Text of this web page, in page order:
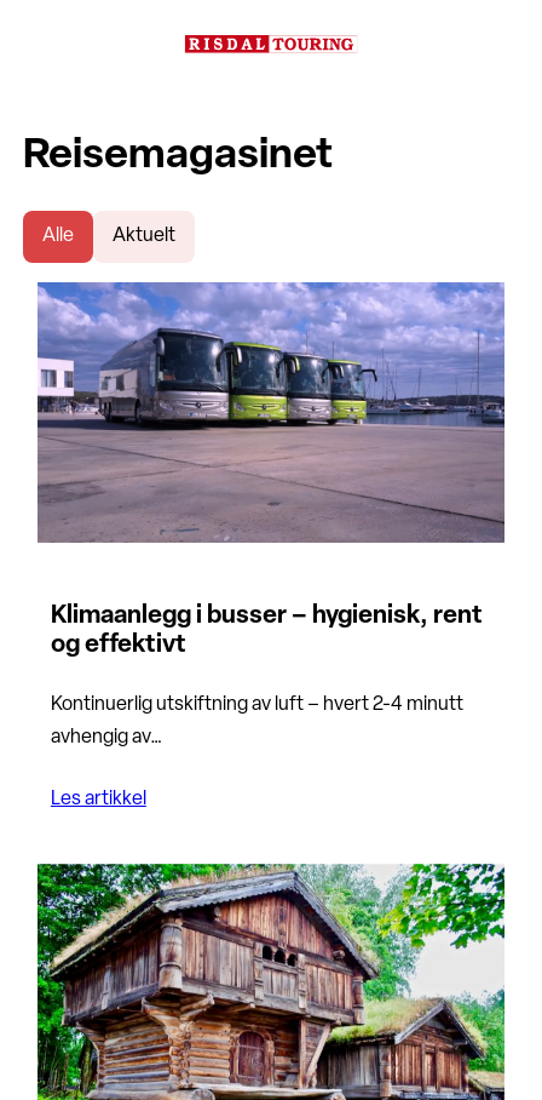
Reisemagasinet
Alle Aktuelt
Klimaanlegg i busser – hygienisk, rent
og effektivt
Kontinuerlig utskiftning av luft – hvert 2-4 minutt
avhengig av…
Les artikkel